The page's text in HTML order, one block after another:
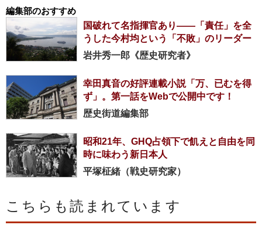
編集部のおすすめ
国破れて名指揮官あり――「責任」を全
うした今村均という「不敗」のリーダー
岩井秀一郎《歴史研究者》
幸田真音の好評連載小説「万、已むを得
ず」。第一話をWebで公開中です！
歴史街道編集部
昭和21年、GHQ占領下で飢えと自由を同
時に味わう新日本人
平塚柾緒（戦史研究家）
こちらも読まれています